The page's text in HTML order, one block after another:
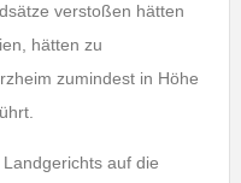
verstoßen hätten
hätten zu
zumindest in Höhe
auf die